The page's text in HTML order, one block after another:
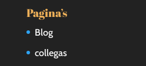
Pagina’s
Blog
collegas